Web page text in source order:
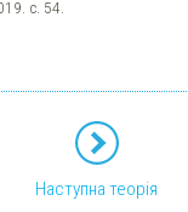
с. 54.
Наступна теорія